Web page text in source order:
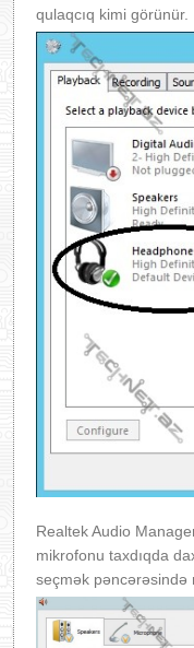
qulaqcıq kimi görünür.
Realtek Audio
mikrofonu taxdıqda
seçmək pəncərəsində